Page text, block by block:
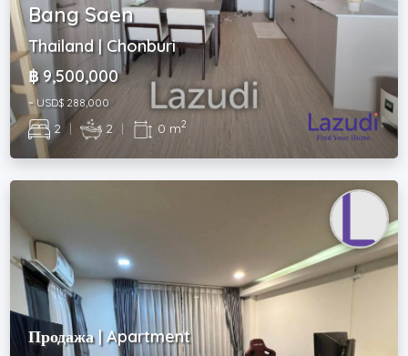
Bang Saen
Thailand | Chonburi
฿ 9,500,000
~ USD$ 288,000
2 | 2 | 0 m2
Продажа | Apartment